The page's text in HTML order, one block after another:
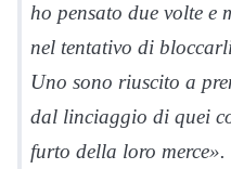
ho pensato due volte e
nel tentativo di
Uno sono riuscito a
dal linciaggio di quei
furto della loro merce».